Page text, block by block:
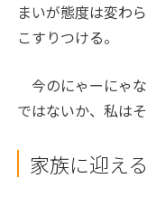
まいが態度は変わ
こすりつける。
今のにゃーにゃ
ではないか、私はそ
家族に迎え